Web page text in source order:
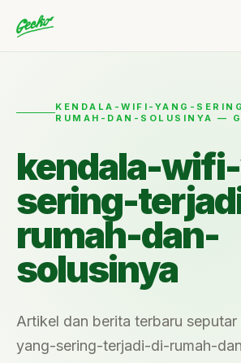
KENDALA-WIFI-YANG-
RUMAH-DAN-SOLUSINYA —
kendala-
sering-
rumah-dan-
solusinya
Artikel dan berita terbaru
yang-sering-terjadi-di-rumah-